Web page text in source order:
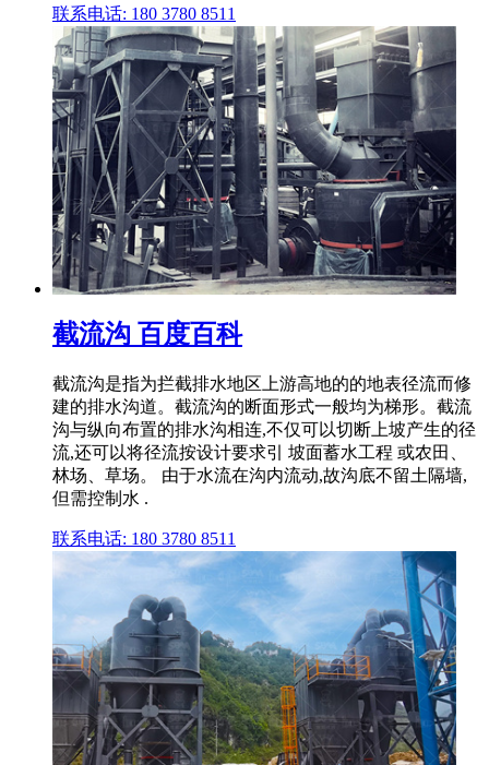
联系电话: 180 3780 8511
截流沟 百度百科
截流沟是指为拦截排水地区上游高地的的地表径流而修
建的排水沟道。截流沟的断面形式一般均为梯形。截流
沟与纵向布置的排水沟相连,不仅可以切断上坡产生的径
流,还可以将径流按设计要求引 坡面蓄水工程 或农田、
林场、草场。 由于水流在沟内流动,故沟底不留土隔墙,
但需控制水 .
联系电话: 180 3780 8511